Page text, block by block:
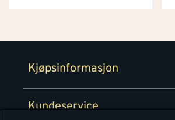
Kjøpsinformasjon
Retur- og angrerettsskjema
Kundeservice
Personvern